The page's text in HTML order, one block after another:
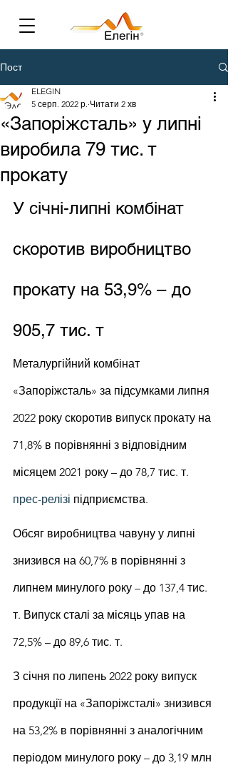
Пост
«Запоріжсталь» у липні
виробила 79 тис. т
прокату
ELEGIN
5 серп. 2022 р. Читати 2 хв
У січні-липні комбінат
скоротив виробництво
прокату на 53,9% – до
905,7 тис. т
Металургійний комбінат
«Запоріжсталь» за підсумками липня
2022 року скоротив випуск прокату на
71,8% в порівнянні з відповідним
місяцем 2021 року – до 78,7 тис. т.
прес-релізі підприємства.
Обсяг виробництва чавуну у липні
знизився на 60,7% в порівнянні з
липнем минулого року – до 137,4 тис.
т. Випуск сталі за місяць упав на
72,5% – до 89,6 тис. т.
З січня по липень 2022 року випуск
продукції на «Запоріжсталі» знизився
на 53,2% в порівнянні з аналогічним
періодом минулого року – до 3,19 млн